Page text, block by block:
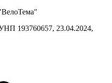
193760657, 23.04.2024,